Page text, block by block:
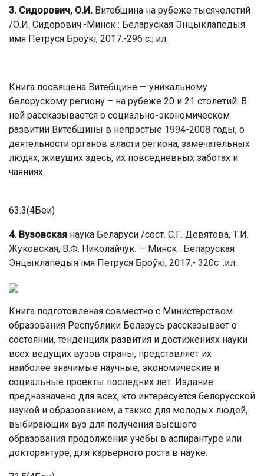
3. Сидорович, О.И. Витебщина на рубеже тысячелетий
/О.И. Сидорович.-Минск : Беларуская Энцыклапедыя
имя Петруся Броўкі, 2017.-296 с.: ил.
Книга посвящена Витебщине — уникальному
белорускому региону – на рубеже 20 и 21 столетий. В
ней рассказывается о социально-экономическом
развитии Витебщины в непростые 1994-2008 годы, о
деятельности органов власти региона, замечательных
людях, живущих здесь, их повседневных заботах и
чаяниях.
63.3(4Беи)
4. Вузовская наука Беларуси /сост. С.Г. Девятова, Т.И.
Жуковская, В.Ф. Николайчук. — Минск : Беларуская
Энцыклапедыя імя Петруся Броўкі, 2017.- 320с .:ил.
Книга подготовленая совместно с Министерством
образования Республики Беларусь рассказывает о
состоянии, тенденциях развития и достижениях науки
всех ведущих вузов страны, представляет их
наиболее значимые научные, экономические и
социальные проекты последних лет. Издание
предназначено для всех, кто интересуется белорусской
наукой и образованием, а также для молодых людей,
выбирающих вуз для получения высшего
образования продолжения учёбы в аспирантуре или
докторантуре, для карьерного роста в науке.